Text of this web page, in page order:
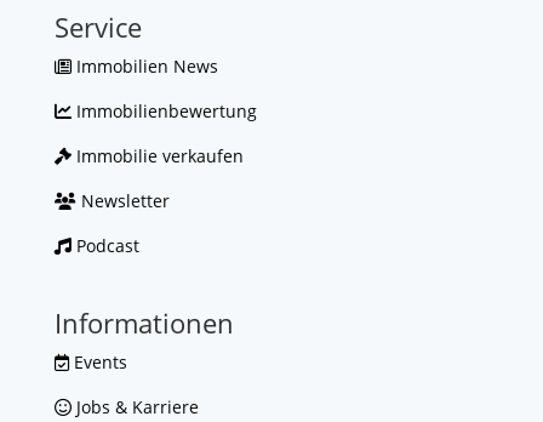
Service
Immobilien News
Immobilienbewertung
Immobilie verkaufen
Newsletter
Podcast
Informationen
Events
Jobs & Karriere